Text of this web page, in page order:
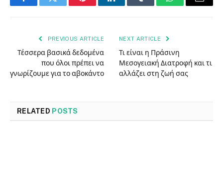
FacebookTwitter PinterestLinkedInTumblr WhatsAppEmail
PREVIOUS ARTICLE
Τέσσερα βασικά δεδομένα
που όλοι πρέπει να
γνωρίζουμε για το αβοκάντο
NEXT ARTICLE
Τι είναι η Πράσινη
Μεσογειακή Διατροφή και τι
αλλάζει στη ζωή σας
RELATED POSTS